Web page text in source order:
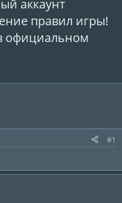
аккаунт
правил игры!
официальном
#1